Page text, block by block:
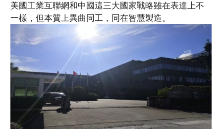
美國工業互聯網和中國這三大國家戰略雖在表達上不
一樣，但本質上異曲同工，同在智慧製造。